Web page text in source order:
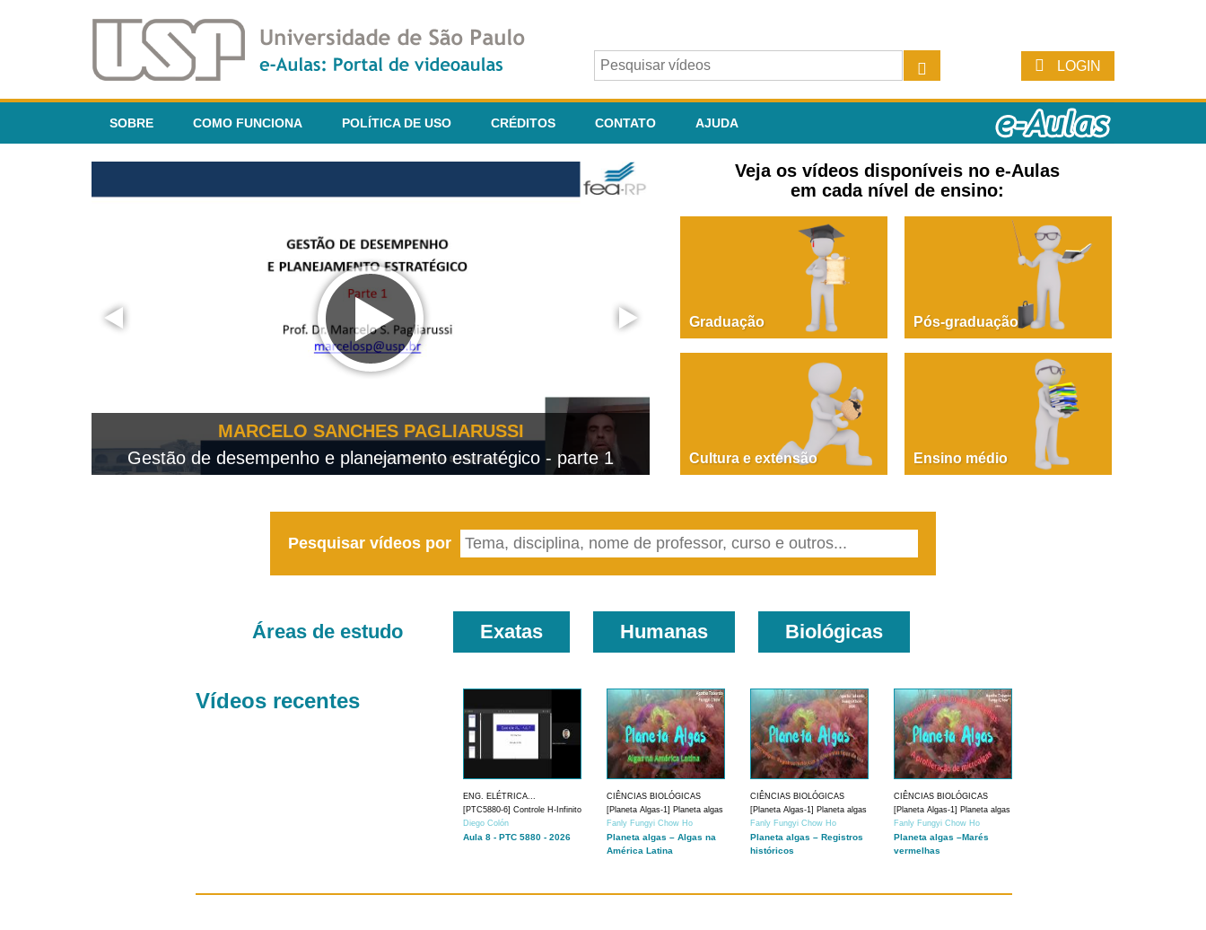
LOGIN
SOBRE COMO FUNCIONA POLÍTICA DE USO CRÉDITOS CONTATO AJUDA
MARCELO SANCHES PAGLIARUSSI
Gestão de desempenho e planejamento estratégico - parte 1
PAOLA GIUSTINA BACCIN
Dire, fare, partire! Aula 1 – parte 1
Veja os vídeos disponíveis no e-Aulas
em cada nível de ensino:
Graduação Pós-graduação
Cultura e extensão Ensino médio
Pesquisar vídeos por
Áreas de estudo Exatas Humanas Biológicas
Vídeos recentes
ENG. ELÉTRICA...
[PTC5880-6] Controle H-Infinito
Diego Colón
Aula 8 - PTC 5880 - 2026
CIÊNCIAS BIOLÓGICAS
[Planeta Algas-1] Planeta algas
Fanly Fungyi Chow Ho
Planeta algas – Algas na
América Latina
CIÊNCIAS BIOLÓGICAS
[Planeta Algas-1] Planeta algas
Fanly Fungyi Chow Ho
Planeta algas – Registros
históricos
CIÊNCIAS BIOLÓGICAS
[Planeta Algas-1] Planeta algas
Fanly Fungyi Chow Ho
Planeta algas –Marés
vermelhas